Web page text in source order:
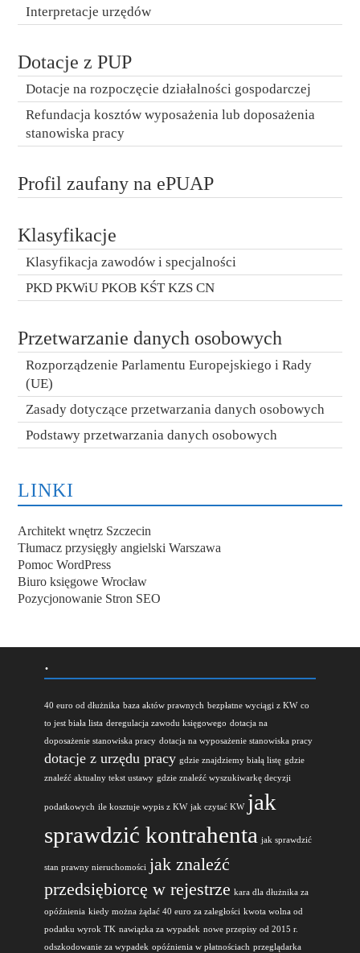
Interpretacje urzędów
Dotacje z PUP
Dotacje na rozpoczęcie działalności gospodarczej
Refundacja kosztów wyposażenia lub doposażenia
stanowiska pracy
Profil zaufany na ePUAP
Klasyfikacje
Klasyfikacja zawodów i specjalności
PKD PKWiU PKOB KŚT KZS CN
Przetwarzanie danych osobowych
Rozporządzenie Parlamentu Europejskiego i Rady
(UE)
Zasady dotyczące przetwarzania danych osobowych
Podstawy przetwarzania danych osobowych
LINKI
Architekt wnętrz Szczecin
Tłumacz przysięgły angielski Warszawa
Pomoc WordPress
Biuro księgowe Wrocław
Pozycjonowanie Stron SEO
.
40 euro od dłużnika baza aktów prawnych bezpłatne wyciągi z KW co
to jest biała lista deregulacja zawodu księgowego dotacja na
doposażenie stanowiska pracy dotacja na wyposażenie stanowiska pracy
dotacje z urzędu pracy gdzie znajdziemy białą listę gdzie
znaleźć aktualny tekst ustawy gdzie znaleźć wyszukiwarkę decyzji
podatkowych ile kosztuje wypis z KW jak czytać KW jak
sprawdzić kontrahenta jak sprawdzić
stan prawny nieruchomości jak znaleźć
przedsiębiorcę w rejestrze kara dla dłużnika za
opóźnienia kiedy można żądać 40 euro za zaległości kwota wolna od
podatku wyrok TK nawiązka za wypadek nowe przepisy od 2015 r.
odszkodowanie za wypadek opóźnienia w płatnościach przeglądarka